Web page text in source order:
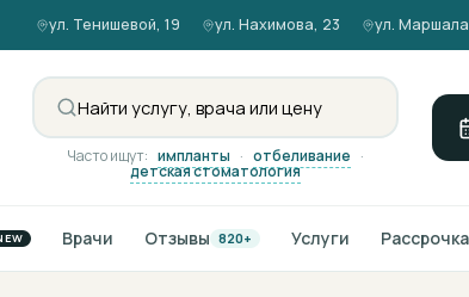
ул. Тенишевой, 19 ул. Нахимова, 23 ул.
Часто ищут: импланты · отбеливание ·
детская стоматология
Врачи Отзывы 820+ Услуги Рассрочка